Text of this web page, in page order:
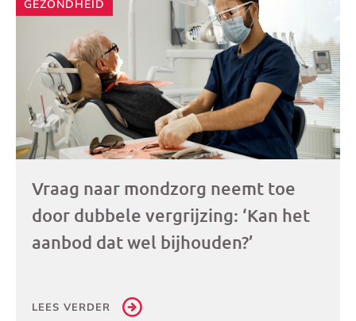
GEZONDHEID
Vraag naar mondzorg neemt toe
door dubbele vergrijzing: ‘Kan het
aanbod dat wel bijhouden?’
LEES VERDER